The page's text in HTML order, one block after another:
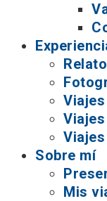
Sobre mí
Mis